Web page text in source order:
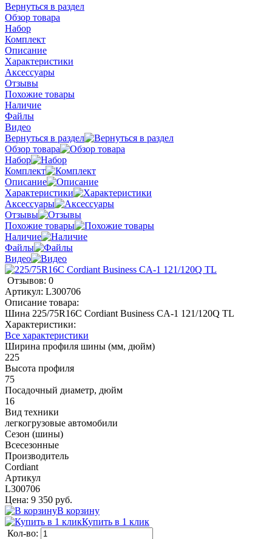
Вернуться в раздел
Обзор товара
Набор
Комплект
Описание
Характеристики
Аксессуары
Отзывы
Похожие товары
Наличие
Файлы
Видео
Вернуться в раздел
Обзор товара
Набор
Комплект
Описание
Характеристики
Аксессуары
Отзывы
Похожие товары
Наличие
Файлы
Видео
Отзывов: 0
Артикул: L300706
Описание товара:
Шина 225/75R16C Cordiant Business CA-1 121/120Q TL
Характеристики:
Все характеристики
Ширина профиля шины (мм, дюйм)
225
Высота профиля
75
Посадочный диаметр, дюйм
16
Вид техники
легкогрузовые автомобили
Сезон (шины)
Всесезонные
Производитель
Cordiant
Артикул
L300706
Цена: 9 350 руб.
В корзину
Купить в 1 клик
Кол-во: